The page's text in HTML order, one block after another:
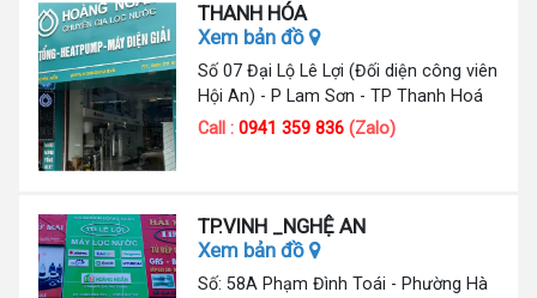
THANH HÓA
Xem bản đồ
Số 07 Đại Lộ Lê Lợi (Đối diện công viên
Hội An) - P Lam Sơn - TP Thanh Hoá
Call :0941 359 836 (Zalo)
TP.VINH _NGHỆ AN
Xem bản đồ
Số: 58A Phạm Đình Toái - Phường Hà